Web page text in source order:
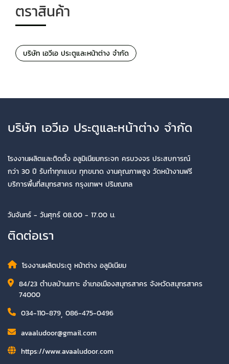
ตราสินค้า
บริษัท เอวีเอ ประตูและหน้าต่าง จำกัด
บริษัท เอวีเอ ประตูและหน้าต่าง จำกัด
โรงงานผลิตและติดตั้ง อลูมิเนียมกระจก ครบวงจร ประสบการณ์
กว่า 30 ปี รับทำทุกแบบ ทุกขนาด งานคุณภาพสูง วัดหน้างานฟรี
บริการพื้นที่สมุทรสาคร กรุงเทพฯ ปริมณฑล
วันจันทร์ - วันศุกร์ 08.00 - 17.00 น.
ติดต่อเรา
โรงงานผลิตประตู หน้าต่าง อลูมิเนียม
84/23 ตำบลบ้านเกาะ อำเภอเมืองสมุทรสาคร จังหวัดสมุทรสาคร
74000
034-110-879, 086-475-0496
avaaludoor@gmail.com
https://www.avaaludoor.com